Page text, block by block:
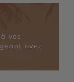
vos
avec